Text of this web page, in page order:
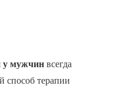
у мужчинвсегда
способ терапии